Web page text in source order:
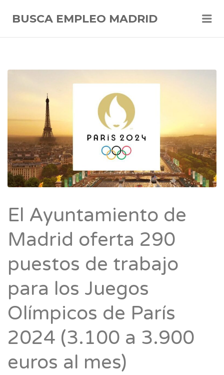
BUSCA EMPLEO MADRID
El Ayuntamiento de
Madrid oferta 290
puestos de trabajo
para los Juegos
Olímpicos de París
2024 (3.100 a 3.900
euros al mes)